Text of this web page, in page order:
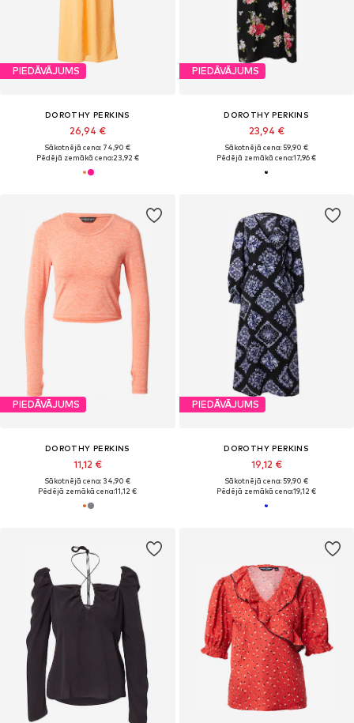
PIEDĀVĀJUMS
DOROTHY PERKINS
26,94 €
Sākotnējā cena: 74,90 €
Pēdējā zemākā cena:23,92 €
PIEDĀVĀJUMS
DOROTHY PERKINS
23,94 €
Sākotnējā cena: 59,90 €
Pēdējā zemākā cena:17,96 €
PIEDĀVĀJUMS
DOROTHY PERKINS
11,12 €
Sākotnējā cena: 34,90 €
Pēdējā zemākā cena:11,12 €
PIEDĀVĀJUMS
DOROTHY PERKINS
19,12 €
Sākotnējā cena: 59,90 €
Pēdējā zemākā cena:19,12 €